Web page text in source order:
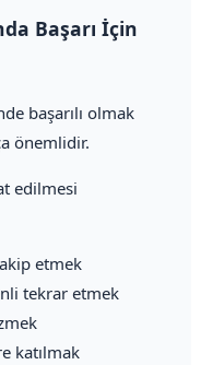
Başarı İçin
başarılı olmak
önemlidir.
edilmesi
etmek
tekrar etmek
katılmak